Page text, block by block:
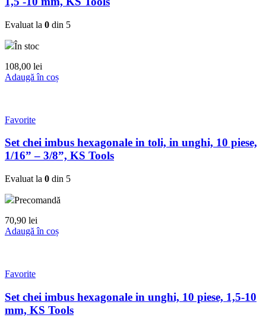
Evaluat la 0 din 5
În stoc
108,00 lei
Adaugă în coș
Favorite
Set chei imbus hexagonale in toli, in unghi, 10 piese,
1/16” – 3/8”, KS Tools
Evaluat la 0 din 5
Precomandă
70,90 lei
Adaugă în coș
Favorite
Set chei imbus hexagonale in unghi, 10 piese, 1,5-10
mm, KS Tools